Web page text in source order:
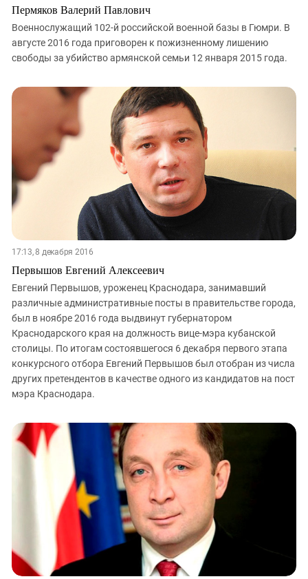
Пермяков Валерий Павлович
Военнослужащий 102-й российской военной базы в Гюмри. В
августе 2016 года приговорен к пожизненному лишению
свободы за убийство армянской семьи 12 января 2015 года.
17:13, 8 декабря 2016
Первышов Евгений Алексеевич
Евгений Первышов, уроженец Краснодара, занимавший
различные административные посты в правительстве города,
был в ноябре 2016 года выдвинут губернатором
Краснодарского края на должность вице-мэра кубанской
столицы. По итогам состоявшегося 6 декабря первого этапа
конкурсного отбора Евгений Первышов был отобран из числа
других претендентов в качестве одного из кандидатов на пост
мэра Краснодара.